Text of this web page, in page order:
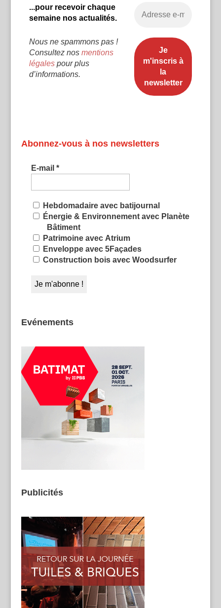
...pour recevoir chaque
semaine nos actualités.
Nous ne spammons pas !
Consultez nos mentions
légalespour plus
d’informations.
Abonnez-vous à nos newsletters
E-mail *
Hebdomadaire avec batijournal
Énergie & Environnement avec Planète
Bâtiment
Patrimoine avec Atrium
Enveloppe avec 5Façades
Construction bois avec Woodsurfer
Evénements
Publicités